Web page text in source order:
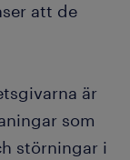
att de
är
som
störningar i